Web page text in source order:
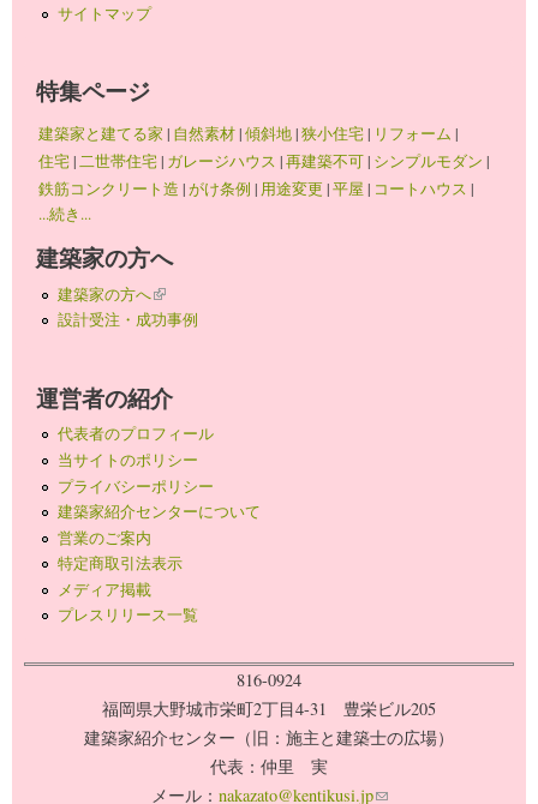
サイトマップ
特集ページ
建築家と建てる家 | 自然素材|傾斜地|狭小住宅| リフォーム |
住宅|二世帯住宅| ガレージハウス |再建築不可| シンプルモダン |
鉄筋コンクリート造 |がけ条例 | 用途変更 |平屋 | コートハウス |
...続き...
建築家の方へ
建築家の方へ(link is external)
設計受注・成功事例
運営者の紹介
代表者のプロフィール
当サイトのポリシー
プライバシーポリシー
建築家紹介センターについて
営業のご案内
特定商取引法表示
メディア掲載
プレスリリース一覧
816-0924
福岡県大野城市栄町2丁目4-31 豊栄ビル205
建築家紹介センター（旧：施主と建築士の広場）
代表：仲里 実
メール： nakazato@kentikusi.jp(link sends e-mail)